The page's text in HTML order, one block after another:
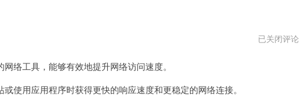
壹
已关闭评论
工具，能够有效地提升网络访问速度。
用应用程序时获得更快的响应速度和更稳定的网络连接。